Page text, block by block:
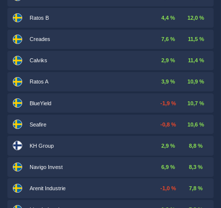
Ratos B 4,4 % 12,0 %
Creades 7,6 % 11,5 %
Calviks 2,9 % 11,4 %
Ratos A 3,9 % 10,9 %
BlueYield -1,9 % 10,7 %
Seafire -0,8 % 10,6 %
KH Group 2,9 % 8,8 %
Navigo Invest 6,9 % 8,3 %
Arenit Industrie -1,0 % 7,8 %